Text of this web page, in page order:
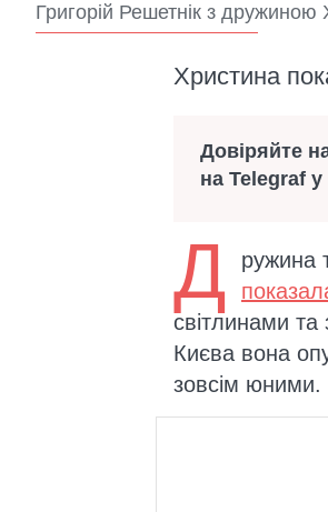
Григорій Решетнік з
Христина
Довіряйте
на Telegraf
Д ружина
світлинами та
Києва вона
зовсім юними.